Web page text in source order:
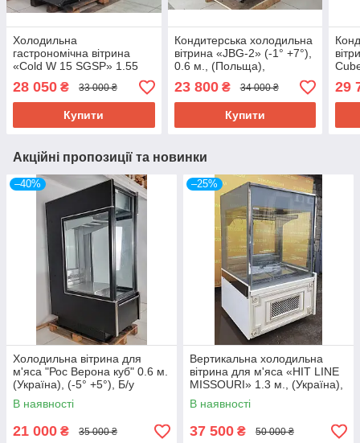
Холодильна
гастрономічна вітрина
«Cold W 15 SGSP» 1.55
м., (Польща), (+2° +6°),
викладка 73 см., Б/у
28 050 ₴ 33 000 ₴
Купити
Кондитерська холодильна
вітрина «JBG-2» (-1° +7°),
0.6 м., (Польща),
відкритого типу, Б/у
23 800₴ 34 000 ₴
Купити
см.,
29
Акційні пропозиції та новинки
–40%
Холодильна вітрина для
м'яса "Рос Верона куб" 0.6 м.
(Україна), (-5° +5°), Б/у
В наявності
21 000 ₴ 35 000 ₴
–25%
Вертикальна холодильна
вітрина для м'яса «HIT LINE
MISSOURI» 1.3 м., (Україна),
Б/у
В наявності
37 500 ₴ 50 000 ₴